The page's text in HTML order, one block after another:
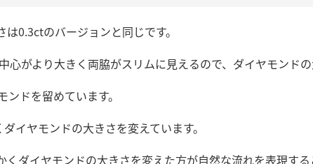
0.3ctのバージョンと同じです。
心がより大きく両脇がスリムに見えるので、ダイヤモンド
ドを留めています。
イヤモンドの大きさを変えています。
くダイヤモンドの大きさを変えた方が自然な流れを表現す